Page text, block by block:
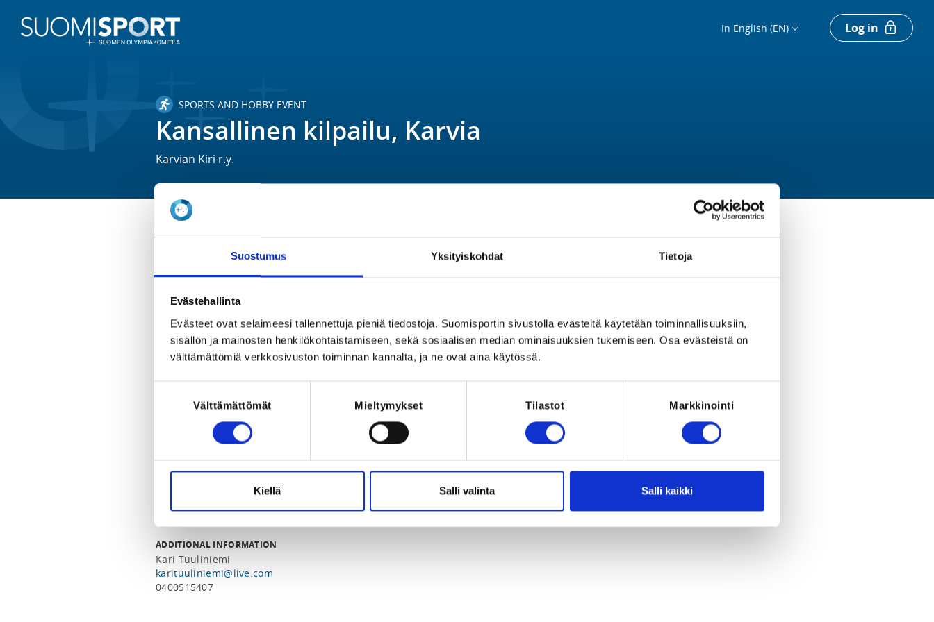
Suostumus Yksityiskohdat Tietoja
Evästehallinta
Evästeet ovat selaimeesi tallennettuja pieniä tiedostoja. Suomisportin sivustolla evästeitä käytetään toiminnallisuuksiin,
sisällön ja mainosten henkilökohtaistamiseen, sekä sosiaalisen median ominaisuuksien tukemiseen. Osa evästeistä on
välttämättömiä verkkosivuston toiminnan kannalta, ja ne ovat aina käytössä.
Välttämättömät Mieltymykset Tilastot Markkinointi
Kiellä Salli valinta Salli kaikki
In English (EN) Log in
SPORTS AND HOBBY EVENT
Kansallinen kilpailu, Karvia
Karvian Kiri r.y.
Su 3.8.2025 at 12:00 - 16:00
LOCATION
Kylä-Karviantie 12, 39930 Karvia, Suomi
View map
LOCALITY
REGISTRATION PERIOD
ADDITIONAL INFORMATION
Kari Tuuliniemi
karituuliniemi@live.com
0400515407
Register
Registration period ended onFr 25.7.2025at16:00.